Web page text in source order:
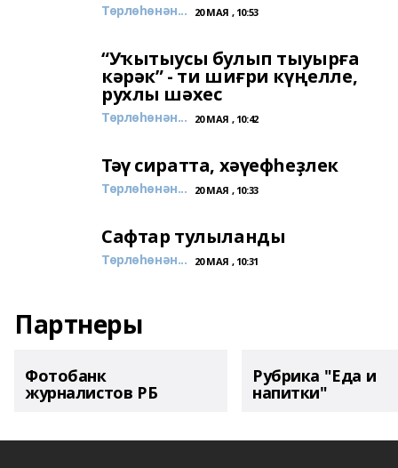
Төрлөһөнән... 20 МАЯ , 10:53
“Уҡытыусы булып тыуырға
кәрәк” - ти шиғри күңелле,
рухлы шәхес
Төрлөһөнән... 20 МАЯ , 10:42
Тәү сиратта, хәүефһеҙлек
Төрлөһөнән... 20 МАЯ , 10:33
Сафтар тулыланды
Төрлөһөнән... 20 МАЯ , 10:31
Партнеры
Фотобанк
журналистов РБ
Рубрика "Еда и
напитки"